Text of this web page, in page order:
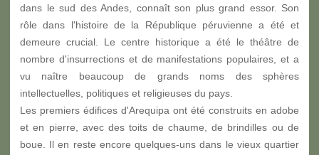
dans le sud des Andes, connaît son plus grand essor. Son
rôle dans l'histoire de la République péruvienne a été et
demeure crucial. Le centre historique a été le théâtre de
nombre d'insurrections et de manifestations populaires, et a
vu naître beaucoup de grands noms des sphères
intellectuelles, politiques et religieuses du pays.
Les premiers édifices d'Arequipa ont été construits en adobe
et en pierre, avec des toits de chaume, de brindilles ou de
boue. Il en reste encore quelques-uns dans le vieux quartier